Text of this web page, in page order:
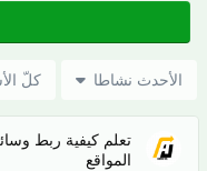
الأحدث نشاطا كلّ
تعلم كيفية ربط
المواقع